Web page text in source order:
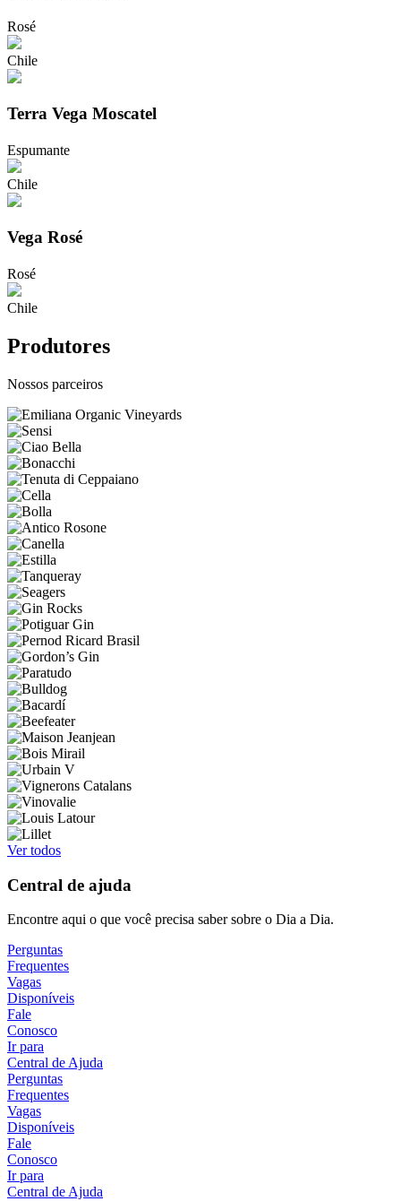
Rosé
Chile
Terra Vega Moscatel
Espumante
Chile
Vega Rosé
Rosé
Chile
Produtores
Nossos parceiros
Ver todos
Central de ajuda
Encontre aqui o que você precisa saber sobre o Dia a Dia.
Perguntas
Frequentes
Vagas
Disponíveis
Fale
Conosco
Ir para
Central de Ajuda
Perguntas
Frequentes
Vagas
Disponíveis
Fale
Conosco
Ir para
Central de Ajuda